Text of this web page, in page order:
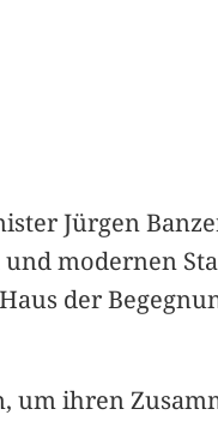
Jürgen
modernen
der
um ihren